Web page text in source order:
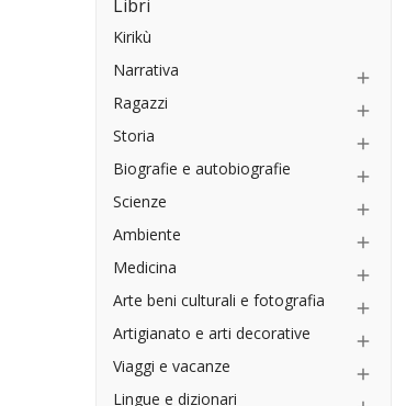
Libri
Kirikù
Narrativa

Ragazzi 
Storia 
Biografie e autobiografie 
Scienze 
Ambiente 
Medicina 
Arte beni culturali e fotografia 
Artigianato e arti decorative 
Viaggi e vacanze 
Lingue e dizionari